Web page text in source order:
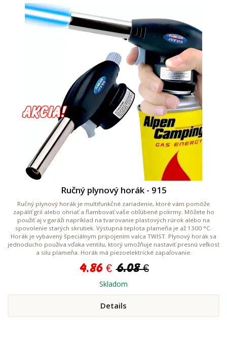
Ručný plynový horák - 915
Ručný plynový horák je multifunkčné zariadenie, ktoré vám pomôže
zapáliť gril alebo ohriať a flambovať vaše obľúbené pokrmy. Môžete ho
použiť aj v garáži napríklad na tvarovanie plastových rúrok alebo na
spovolenie starých skrutiek. Výstupná teplota plameňa je až 1300 °C.
Horák je vybavený špeciálnym pripojením valca TWIST. Plynový horák sa
jednoducho používa vďaka ventilu, ktorý umožňuje nastaviť presnú veľkosť
a silu plameňa. Horák má piezoelektrické zapaľovanie.
4.86 € 6.08 €
Skladom
Details